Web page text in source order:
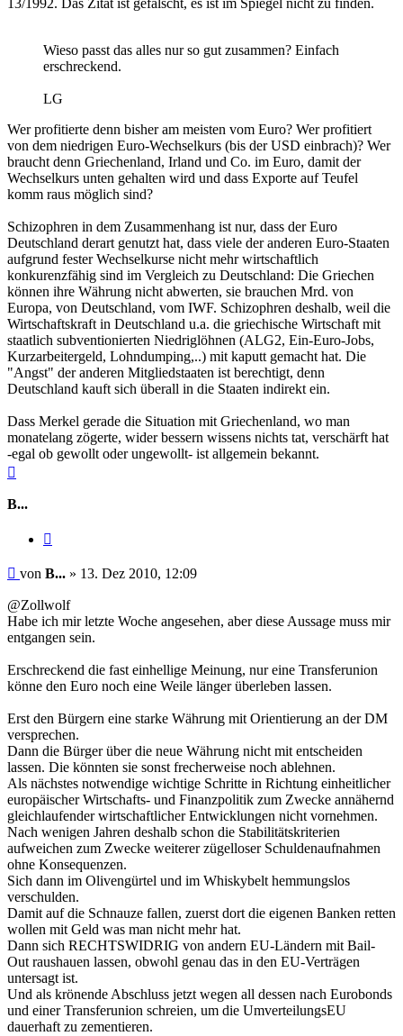
Wieso passt das alles nur so gut zusammen? Einfach
erschreckend.
LG
Wer profitierte denn bisher am meisten vom Euro? Wer profitiert
von dem niedrigen Euro-Wechselkurs (bis der USD einbrach)? Wer
braucht denn Griechenland, Irland und Co. im Euro, damit der
Wechselkurs unten gehalten wird und dass Exporte auf Teufel
komm raus möglich sind?
Schizophren in dem Zusammenhang ist nur, dass der Euro
Deutschland derart genutzt hat, dass viele der anderen Euro-Staaten
aufgrund fester Wechselkurse nicht mehr wirtschaftlich
konkurenzfähig sind im Vergleich zu Deutschland: Die Griechen
können ihre Währung nicht abwerten, sie brauchen Mrd. von
Europa, von Deutschland, vom IWF. Schizophren deshalb, weil die
Wirtschaftskraft in Deutschland u.a. die griechische Wirtschaft mit
staatlich subventionierten Niedriglöhnen (ALG2, Ein-Euro-Jobs,
Kurzarbeitergeld, Lohndumping,..) mit kaputt gemacht hat. Die
"Angst" der anderen Mitgliedstaaten ist berechtigt, denn
Deutschland kauft sich überall in die Staaten indirekt ein.
Dass Merkel gerade die Situation mit Griechenland, wo man
monatelang zögerte, wider bessern wissens nichts tat, verschärft hat
-egal ob gewollt oder ungewollt- ist allgemein bekannt.
B...
Beitrag
von B... » 13. Dez 2010, 12:09
@Zollwolf
Habe ich mir letzte Woche angesehen, aber diese Aussage muss mir
entgangen sein.
Erschreckend die fast einhellige Meinung, nur eine Transferunion
könne den Euro noch eine Weile länger überleben lassen.
Erst den Bürgern eine starke Währung mit Orientierung an der DM
versprechen.
Dann die Bürger über die neue Währung nicht mit entscheiden
lassen. Die könnten sie sonst frecherweise noch ablehnen.
Als nächstes notwendige wichtige Schritte in Richtung einheitlicher
europäischer Wirtschafts- und Finanzpolitik zum Zwecke annähernd
gleichlaufender wirtschaftlicher Entwicklungen nicht vornehmen.
Nach wenigen Jahren deshalb schon die Stabilitätskriterien
aufweichen zum Zwecke weiterer zügelloser Schuldenaufnahmen
ohne Konsequenzen.
Sich dann im Olivengürtel und im Whiskybelt hemmungslos
verschulden.
Damit auf die Schnauze fallen, zuerst dort die eigenen Banken retten
wollen mit Geld was man nicht mehr hat.
Dann sich RECHTSWIDRIG von andern EU-Ländern mit Bail-
Out raushauen lassen, obwohl genau das in den EU-Verträgen
untersagt ist.
Und als krönende Abschluss jetzt wegen all dessen nach Eurobonds
und einer Transferunion schreien, um die UmverteilungsEU
dauerhaft zu zementieren.